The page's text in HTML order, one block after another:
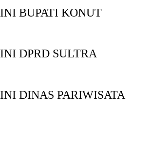
BUPATI KONUT
DPRD SULTRA
DINAS PARIWISATA